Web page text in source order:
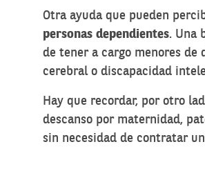
Otra ayuda que pueden
personas dependientes. Una
de tener a cargo menores de
cerebral o discapacidad
Hay que recordar, por otro
descanso por maternidad,
sin necesidad de contratar